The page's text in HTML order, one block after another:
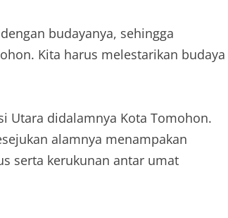
budayanya, sehingga
Kita harus melestarikan budaya
Utara didalamnya Kota Tomohon.
alamnya menampakan
serta kerukunan antar umat